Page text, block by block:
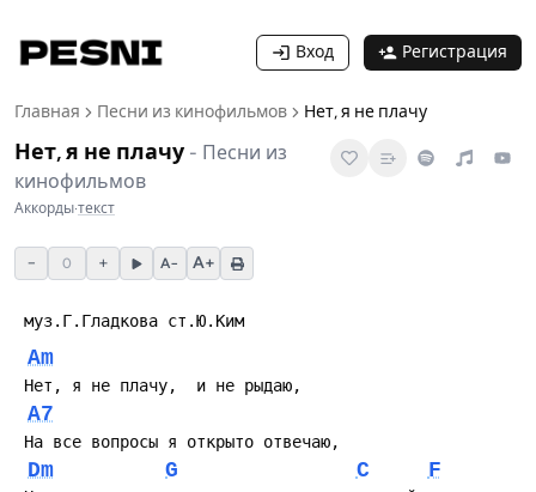
Вход Регистрация
Главная Песни из кинофильмов Нет, я не плачу
Нет, я не плачу - Песни из
кинофильмов
Аккорды·текст
− 0 + A− A+
муз.Г.Гладкова ст.Ю.Ким
Am
Hет, я не плачу,  и не рыдаю,
A7
Hа все вопросы я открыто отвечаю,
Dm G C F